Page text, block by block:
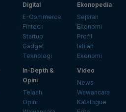
Digital
E-Commerce
Fintech
Startup
Gadget
Teknologi
Ekonopedia
Sejarah
Ekonomi
Profil
Istilah
Ekonomi
In-Depth &
Opini
Telaah
Opini
Video
News
Wawancara
Katalogue